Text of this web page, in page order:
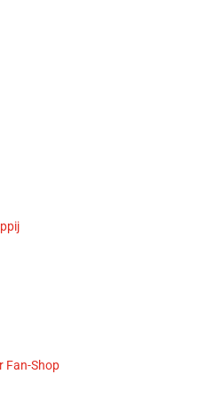
Fan-Shop